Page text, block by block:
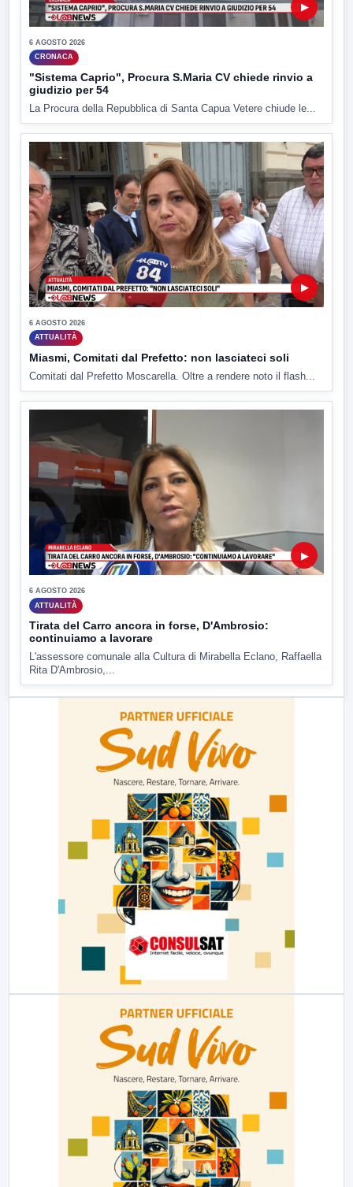
▶
6 AGOSTO 2026
CRONACA
"Sistema Caprio", Procura S.Maria CV chiede rinvio a
giudizio per 54
La Procura della Repubblica di Santa Capua Vetere chiude le...
▶
6 AGOSTO 2026
ATTUALITÀ
Miasmi, Comitati dal Prefetto: non lasciateci soli
Comitati dal Prefetto Moscarella. Oltre a rendere noto il flash...
▶
6 AGOSTO 2026
ATTUALITÀ
Tirata del Carro ancora in forse, D'Ambrosio:
continuiamo a lavorare
L'assessore comunale alla Cultura di Mirabella Eclano, Raffaella
Rita D'Ambrosio,...